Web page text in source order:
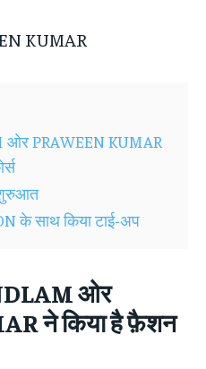
PRAWEEN KUMAR
के साथ किया टाई-अप
ओर
ने किया है फ़ैशन